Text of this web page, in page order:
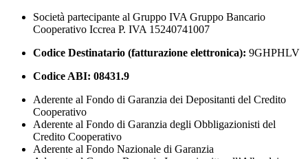
Società partecipante al Gruppo IVA Gruppo Bancario
Cooperativo Iccrea P. IVA 15240741007
Codice Destinatario (fatturazione elettronica): 9GHPHLV
Codice ABI: 08431.9
Aderente al Fondo di Garanzia dei Depositanti del Credito
Cooperativo
Aderente al Fondo di Garanzia degli Obbligazionisti del
Credito Cooperativo
Aderente al Fondo Nazionale di Garanzia